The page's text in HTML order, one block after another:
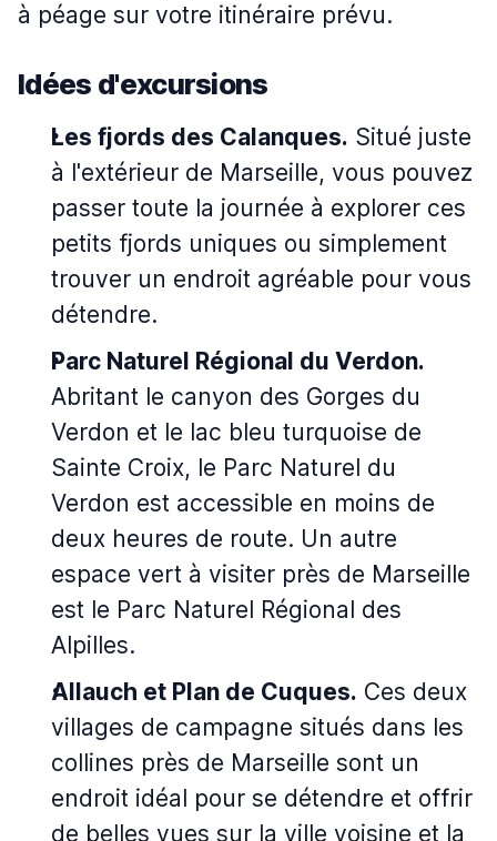
à péage sur votre itinéraire prévu.
Idées d'excursions
Les fjords des Calanques. Situé juste
à l'extérieur de Marseille, vous pouvez
passer toute la journée à explorer ces
petits fjords uniques ou simplement
trouver un endroit agréable pour vous
détendre.
Parc Naturel Régional du Verdon.
Abritant le canyon des Gorges du
Verdon et le lac bleu turquoise de
Sainte Croix, le Parc Naturel du
Verdon est accessible en moins de
deux heures de route. Un autre
espace vert à visiter près de Marseille
est le Parc Naturel Régional des
Alpilles.
Allauch et Plan de Cuques. Ces deux
villages de campagne situés dans les
collines près de Marseille sont un
endroit idéal pour se détendre et offrir
de belles vues sur la ville voisine et la